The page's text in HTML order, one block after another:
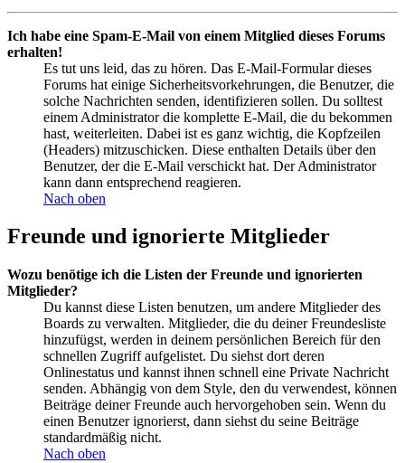
Ich habe eine Spam-E-Mail von einem Mitglied dieses Forums
erhalten!
Es tut uns leid, das zu hören. Das E-Mail-Formular dieses
Forums hat einige Sicherheitsvorkehrungen, die Benutzer, die
solche Nachrichten senden, identifizieren sollen. Du solltest
einem Administrator die komplette E-Mail, die du bekommen
hast, weiterleiten. Dabei ist es ganz wichtig, die Kopfzeilen
(Headers) mitzuschicken. Diese enthalten Details über den
Benutzer, der die E-Mail verschickt hat. Der Administrator
kann dann entsprechend reagieren.
Nach oben
Freunde und ignorierte Mitglieder
Wozu benötige ich die Listen der Freunde und ignorierten
Mitglieder?
Du kannst diese Listen benutzen, um andere Mitglieder des
Boards zu verwalten. Mitglieder, die du deiner Freundesliste
hinzufügst, werden in deinem persönlichen Bereich für den
schnellen Zugriff aufgelistet. Du siehst dort deren
Onlinestatus und kannst ihnen schnell eine Private Nachricht
senden. Abhängig von dem Style, den du verwendest, können
Beiträge deiner Freunde auch hervorgehoben sein. Wenn du
einen Benutzer ignorierst, dann siehst du seine Beiträge
standardmäßig nicht.
Nach oben